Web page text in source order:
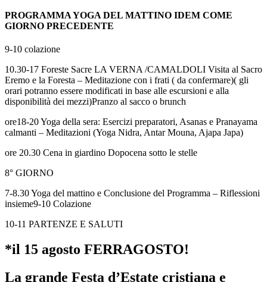
PROGRAMMA YOGA DEL MATTINO IDEM COME
GIORNO PRECEDENTE
9-10 colazione
10.30-17 Foreste Sacre LA VERNA /CAMALDOLI Visita al Sacro
Eremo e la Foresta – Meditazione con i frati ( da confermare)( gli
orari potranno essere modificati in base alle escursioni e alla
disponibilità dei mezzi)Pranzo al sacco o brunch
ore18-20 Yoga della sera: Esercizi preparatori, Asanas e Pranayama
calmanti – Meditazioni (Yoga Nidra, Antar Mouna, Ajapa Japa)
ore 20.30 Cena in giardino Dopocena sotto le stelle
8° GIORNO
7-8.30 Yoga del mattino e Conclusione del Programma – Riflessioni
insieme9-10 Colazione
10-11 PARTENZE E SALUTI​
*il 15 agosto FERRAGOSTO!
La grande Festa d’Estate cristiana e